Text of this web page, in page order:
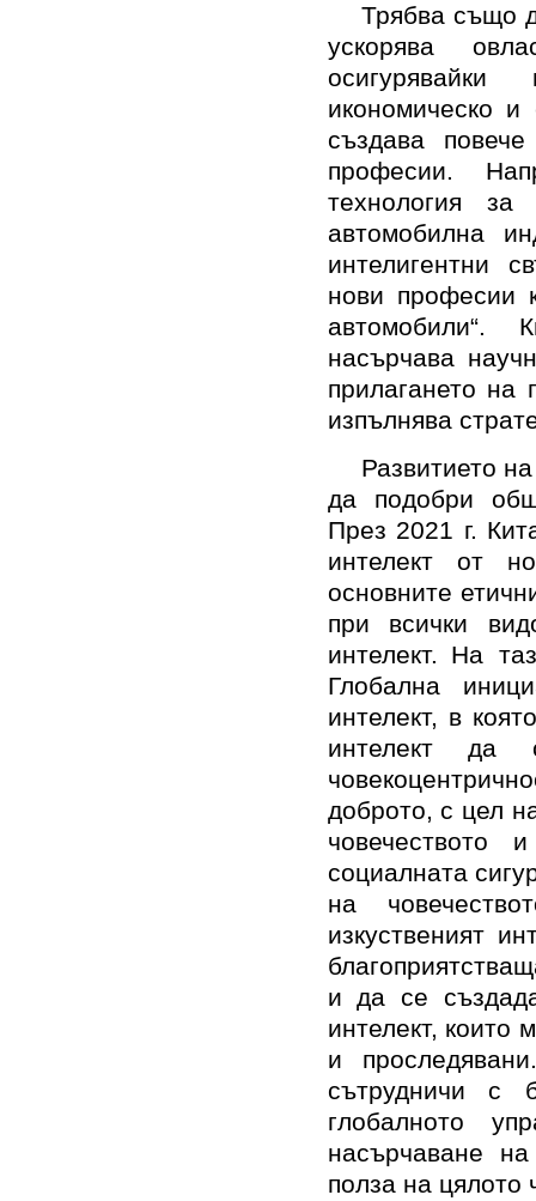
Трябва също
ускорява
икономическо
създава
професии.
технология за
автомобилна
интелигентни
нови професии
автомобили“.
насърчава
прилагането на
изпълнява
Развитието
да подобри
През 2021 г.
интелект от
основните
при всички
интелект. На
Глобална
интелект, в
интелект да
доброто, с цел
човечеството
социалната
на
изкуственият
и да се
интелект, които
и
сътрудничи с
глобалното
насърчаване
полза на цялото